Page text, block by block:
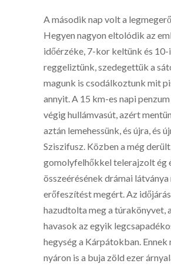
A második nap volt a
Hegyen nagyon eltolódik az
időérzéke, 7-kor keltünk és 10-
reggeliztünk, szedegettük a
magunk is csodálkoztunk mit
annyit. A 15 km-es napi
végig hullámvasút, azért
aztán lemehessünk, és újra, és
Sziszifusz. Közben a még
gomolyfelhőkkel telerajzolt ég
összeérésének drámai látványa
erőfeszítést megért. Az
hazudtolta meg a túrakönyvet,
havasok az egyik
hegység a Kárpátokban. Ennek
nyáron is a buja zöld ezer